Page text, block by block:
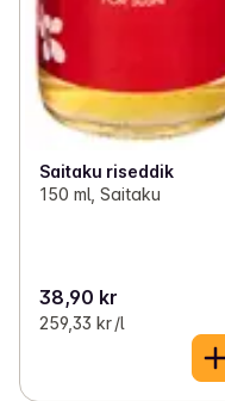
Saitaku riseddik
150 ml, Saitaku
38,90 kr
259,33 kr /l